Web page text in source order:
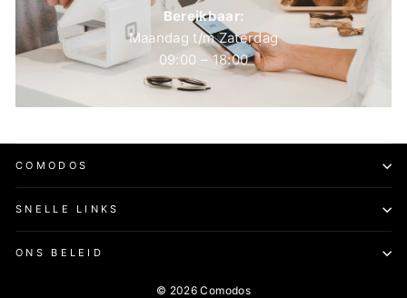
Bereikbaar:
Maandag t/m Zaterdag
09:00 – 18:00
COMODOS
SNELLE LINKS
ONS BELEID
© 2026 Comodos